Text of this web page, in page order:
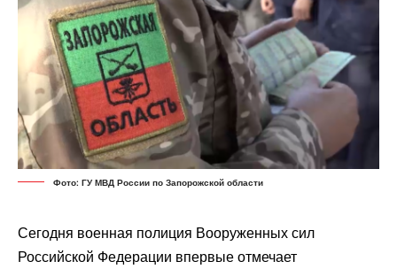
Фото: ГУ МВД России по Запорожской области
Сегодня военная полиция Вооруженных сил
Российской Федерации впервые отмечает